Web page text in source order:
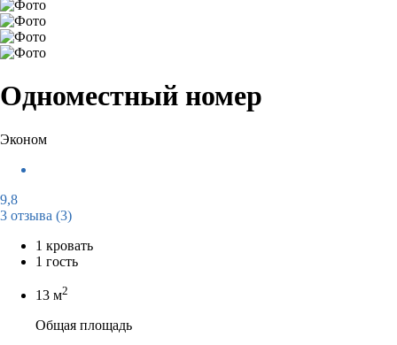
Одноместный номер
Эконом
9,8
3 отзыва (3)
1 кровать
1 гость
13 м2
Общая площадь